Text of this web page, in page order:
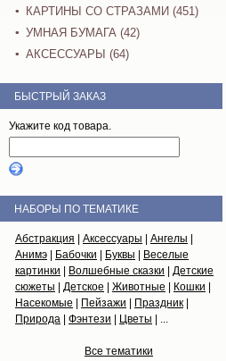
КАРТИНЫ СО СТРАЗАМИ (451)
УМНАЯ БУМАГА (42)
АКСЕССУАРЫ (64)
БЫСТРЫЙ ЗАКАЗ
Укажите код товара.
НАБОРЫ ПО ТЕМАТИКЕ
Абстракция Аксессуары Ангелы
Анимэ
Бабочки Буквы
Веселые
картинки
Волшебные сказки
Детские
сюжеты
Детское Животные Кошки
Насекомые
Пейзажи Праздник
Природа
Фэнтези Цветы | ...
Все тематики